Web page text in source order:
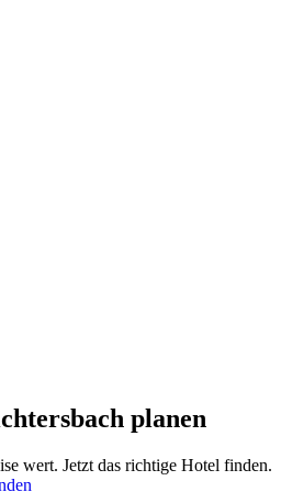
planen
wert. Jetzt das richtige Hotel finden.